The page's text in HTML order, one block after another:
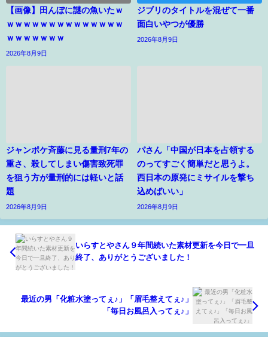
【画像】田んぼに謎の魚いたｗ
ｗｗｗｗｗｗｗｗｗｗｗｗｗｗ
ｗｗｗｗｗｗｗ
2026年8月9日
ジブリのタイトルを混ぜて一番
面白いやつが優勝
2026年8月9日
ジャンポケ斉藤に見る量刑7年の
重さ、殺してしまい傷害致死罪
を狙う方が量刑的には軽いと話
題
2026年8月9日
パさん「中国が日本を占領する
のってすごく簡単だと思うよ。
西日本の原発にミサイルを撃ち
込めばいい」
2026年8月9日
いらすとやさん９年間続いた素材更新を今日で一旦
終了、ありがとうございました！
最近の男「化粧水塗ってぇ♪」「眉毛整えてぇ♪」
「毎日お風呂入ってぇ♪」